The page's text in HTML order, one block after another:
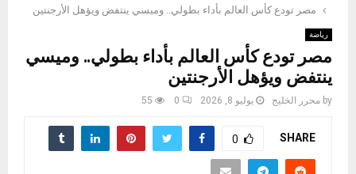
مصر تودع كأس العالم بأداء بطولي.. وميسي ينتفض ويؤهل الأرجنتين
رياضة
مصر تودع كأس العالم بأداء بطولي.. وميسي
ينتفض ويؤهل الأرجنتين
by محرر الخليج يوليو 8, 2026 0
55
SHARE
0